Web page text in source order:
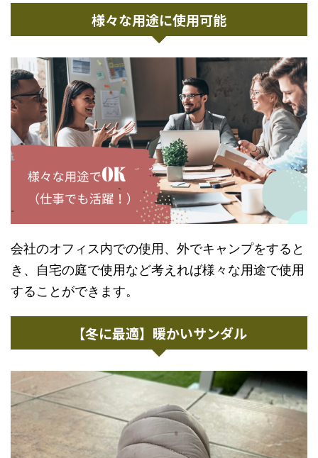
様々な用途に使用可能
会社のオフィス内での使用、外でキャンプをすると
き、自宅の庭で使用など考えれば様々な用途で使用
することができます。
【冬に最適】暖かいサンダル